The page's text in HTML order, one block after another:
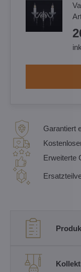
Garantiert
Erweiterte